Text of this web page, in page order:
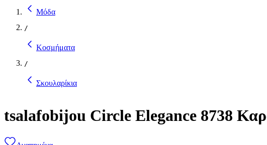
Μόδα
/
Κοσμήματα
/
Σκουλαρίκια
tsalafobijou Circle Elegance 8738